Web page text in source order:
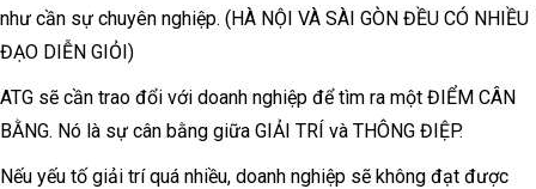
như cần sự chuyên nghiệp. (HÀ NỘI VÀ SÀI GÒN ĐỀU CÓ NHIỀU
ĐẠO DIỄN GIỎI)
ATG sẽ cần trao đổi với doanh nghiệp để tìm ra một ĐIỂM CÂN
BẰNG. Nó là sự cân bằng giữa GIẢI TRÍ và THÔNG ĐIỆP.
Nếu yếu tố giải trí quá nhiều, doanh nghiệp sẽ không đạt được